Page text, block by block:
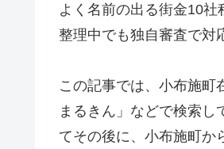
よく名前の出る街金10
整理中でも独自審査で対
この記事では、小布施町
まるきん」などで検索
てその後に、小布施町か